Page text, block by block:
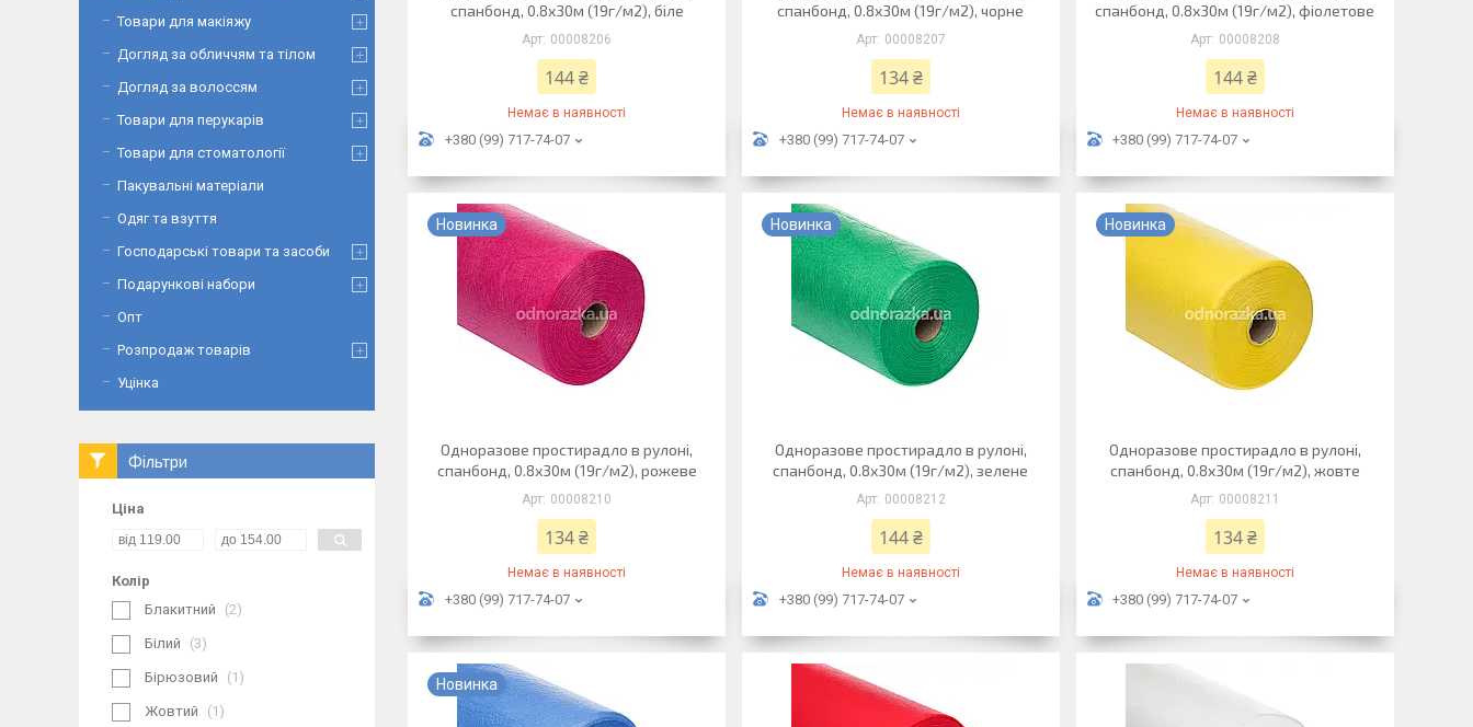
спанбонд, 0.8х30м (19г/м2), біле
00008206
144 ₴
Немає в наявності
+380 (99) 717-74-07
спанбонд, 0.8х30м (19г/м2), чорне
00008207
134 ₴
Немає в наявності
+380 (99) 717-74-07
спанбонд, 0.8х30м (19г/м2), фіолетове
00008208
144 ₴
Немає в наявності
+380 (99) 717-74-07
Новинка
Одноразове простирадло в рулоні,
спанбонд, 0.8х30м (19г/м2), рожеве
00008210
134 ₴
Немає в наявності
+380 (99) 717-74-07
Новинка
Одноразове простирадло в рулоні,
спанбонд, 0.8х30м (19г/м2), зелене
00008212
144 ₴
Немає в наявності
+380 (99) 717-74-07
Новинка
Одноразове простирадло в рулоні,
спанбонд, 0.8х30м (19г/м2), жовте
00008211
134 ₴
Немає в наявності
+380 (99) 717-74-07
Новинка
Товари для макіяжу
Догляд за обличчям та тілом
Догляд за волоссям
Товари для перукарів
Товари для стоматології
Пакувальні матеріали
Одяг та взуття
Господарські товари та засоби
Подарункові набори
Опт
Розпродаж товарів
Уцінка
Фільтри
Ціна
Колір
Блакитний
2
Білий 3
Бірюзовий 1
Жовтий 1